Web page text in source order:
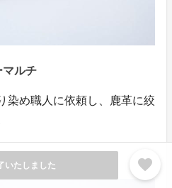
いたしました favorite
ルチ
染め職人に依頼し、鹿革に絞
いが出ます。